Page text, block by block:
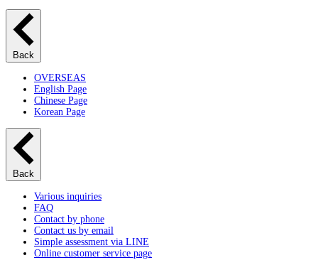
Back
OVERSEAS
English Page
Chinese Page
Korean Page
Back
Various inquiries
FAQ
Contact by phone
Contact us by email
Simple assessment via LINE
Online customer service page